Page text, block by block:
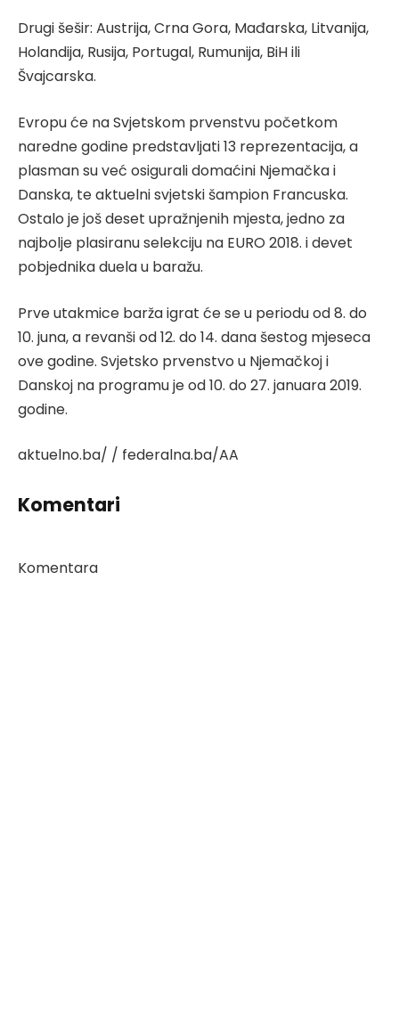
Drugi šešir: Austrija, Crna Gora, Mađarska, Litvanija,
Holandija, Rusija, Portugal, Rumunija, BiH ili
Švajcarska.
Evropu će na Svjetskom prvenstvu početkom
naredne godine predstavljati 13 reprezentacija, a
plasman su već osigurali domaćini Njemačka i
Danska, te aktuelni svjetski šampion Francuska.
Ostalo je još deset upražnjenih mjesta, jedno za
najbolje plasiranu selekciju na EURO 2018. i devet
pobjednika duela u baražu.
Prve utakmice barža igrat će se u periodu od 8. do
10. juna, a revanši od 12. do 14. dana šestog mjeseca
ove godine. Svjetsko prvenstvo u Njemačkoj i
Danskoj na programu je od 10. do 27. januara 2019.
godine.
aktuelno.ba/ / federalna.ba/AA
Komentari
Komentara